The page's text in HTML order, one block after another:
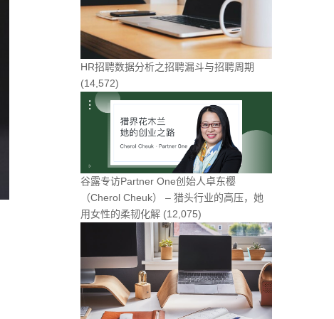
HR招聘数据分析之招聘漏斗与招聘周期
(14,572)
谷露专访Partner One创始人卓东樱
（Cherol Cheuk） – 猎头行业的高压，她
用女性的柔韧化解 (12,075)